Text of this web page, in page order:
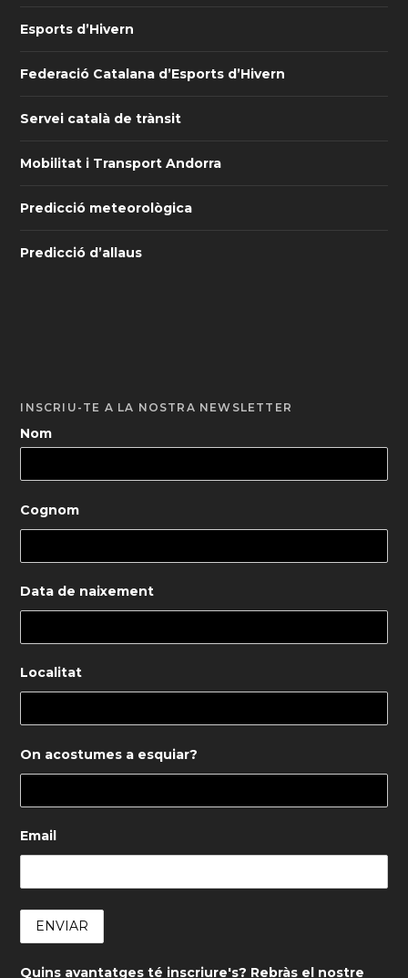
Esports d’Hivern
Federació Catalana d’Esports d’Hivern
Servei català de trànsit
Mobilitat i Transport Andorra
Predicció meteorològica
Predicció d’allaus
INSCRIU-TE A LA NOSTRA NEWSLETTER
Nom
Cognom
Data de naixement
Localitat
On acostumes a esquiar?
Email
Quins avantatges té inscriure's? Rebràs el nostre